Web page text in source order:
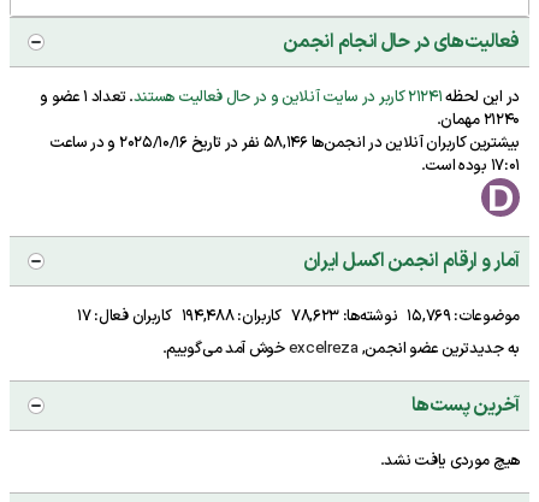
فعالیت‌های در حال انجام انجمن
در این لحظه21241 کاربر در سایت آنلاین و در حال فعالیت هستند
. تعداد 1 عضو و
21240 مهمان.
بیشترین کاربران آنلاین در انجمن‌ها 58,146 نفر در تاریخ 2025/10/16 و در ساعت
17:01 بوده است.
آمار و ارقام انجمن اکسل ایران
موضوعات: 15,769 نوشته‌ها: 78,623 کاربران: 194,488 کاربران فعال: 17
به جدیدترین عضو انجمن,excelrezaخوش آمد می‌گوییم.
آخرین پست‌ها
هیچ موردی یافت نشد.